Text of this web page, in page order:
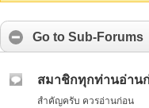
Go to Sub-Forums
สมาชิกทุกท่านอ่าน
สำคัญครับ ควรอ่านก่อน